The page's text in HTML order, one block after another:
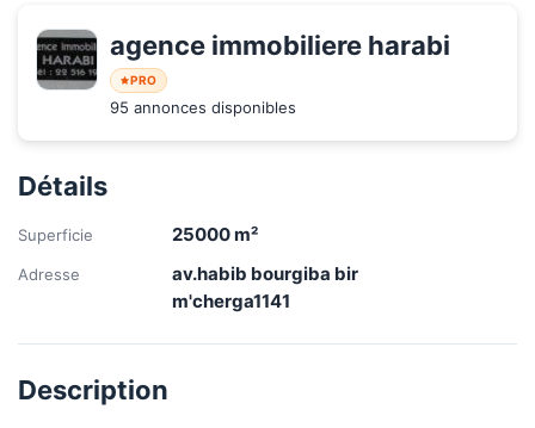
agence immobiliere harabi
PRO
95 annonces disponibles
Détails
Superficie 25000m²
Adresse
av.habib bourgiba bir
m'cherga1141
Description